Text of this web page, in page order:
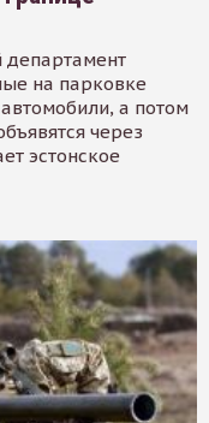
департамент
на парковке
а потом
через
эстонское